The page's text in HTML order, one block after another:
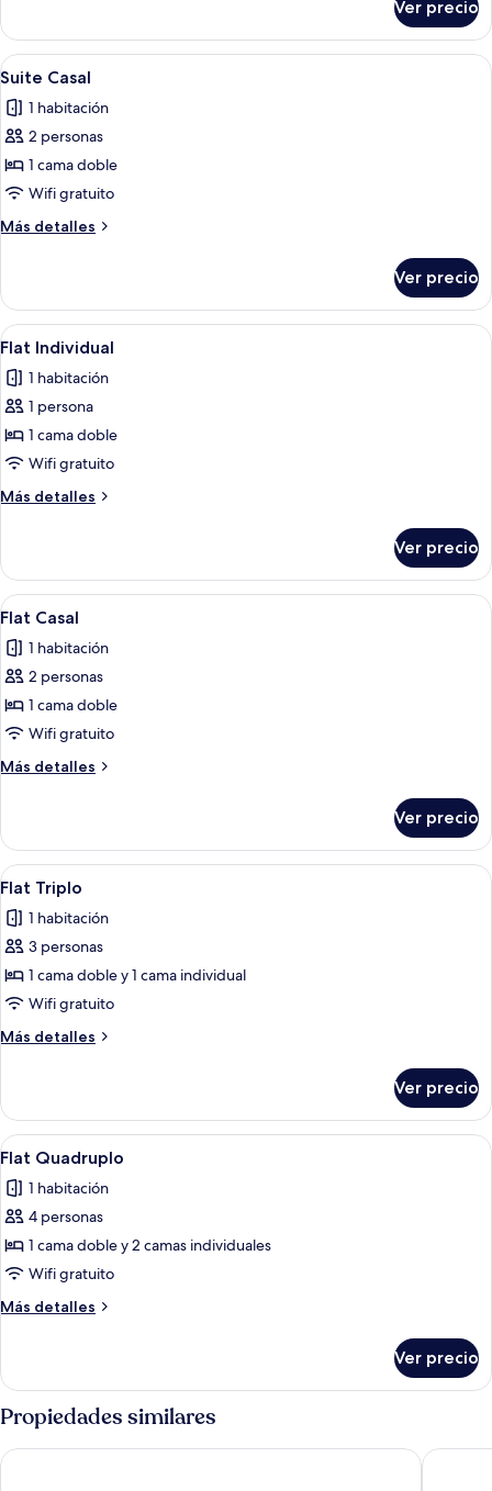
Individual
Ver precio
Abrir
todas
las
fotos
de
Suite
Casal
Una habitación de hotel con cama,
1
Suite Casal
1 habitación
2 personas
1 cama doble
Wifi gratuito
Más detalles
Más
Casal
Ver precio
Abrir
todas
las
fotos
de
Flat
Individual
Cocina compacta con armarios de
1
Flat Individual
1 habitación
1 persona
1 cama doble
Wifi gratuito
Más detalles
Más
Individual
Ver precio
Abrir
todas
las
fotos
de
Flat
Casal
Cocina compacta con armarios de
1
Flat Casal
1 habitación
2 personas
1 cama doble
Wifi gratuito
Más detalles
Más
Casal
Ver precio
Abrir
todas
las
fotos
de
Flat
Triplo
Una sala de estar con una mesa de
1
Flat Triplo
1 habitación
3 personas
1 cama doble y 1 cama individual
Wifi gratuito
Más detalles
Más
Triplo
Ver precio
Abrir
todas
las
fotos
de
Flat
Quadruplo
Un espacio habitable compacto con
1
Flat Quadruplo
1 habitación
4 personas
1 cama doble y 2 camas individuales
Wifi gratuito
Más detalles
Más
Quadruplo
Ver precio
Propiedades similares
Tru by Hilton Chapecó Tri